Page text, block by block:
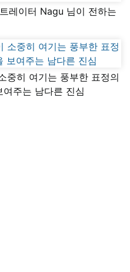
레이터 Nagu 님이 전하는
중히 여기는 풍부한 표정의
여주는 남다른 진심